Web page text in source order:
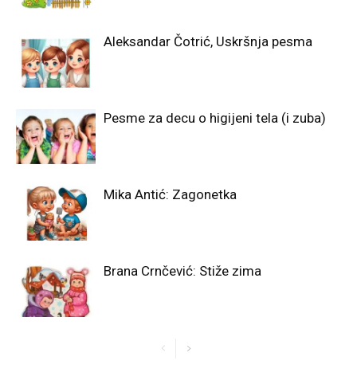
Aleksandar Čotrić, Uskršnja pesma
Pesme za decu o higijeni tela (i zuba)
Mika Antić: Zagonetka
Brana Crnčević: Stiže zima